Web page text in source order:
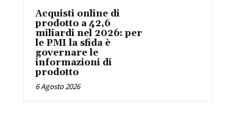
Acquisti online di
prodotto a 42,6
miliardi nel 2026: per
le PMI la sfida è
governare le
informazioni di
prodotto
6 Agosto 2026